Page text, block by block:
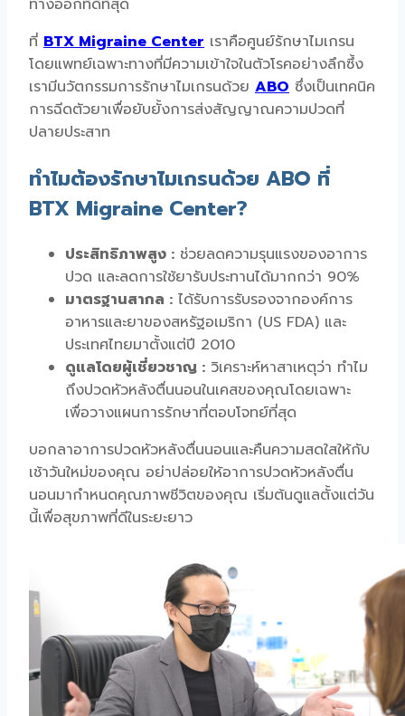
ทางออกที่ดีที่สุด
ที่ BTX Migraine Center เราคือศูนย์รักษาไมเกรน
โดยแพทย์เฉพาะทางที่มีความเข้าใจในตัวโรคอย่างลึกซึ้ง
เรามีนวัตกรรมการรักษาไมเกรนด้วย ABO ซึ่งเป็นเทคนิค
การฉีดตัวยาเพื่อยับยั้งการส่งสัญญาณความปวดที่
ปลายประสาท
ทำไมต้องรักษาไมเกรนด้วย ABO ที่
BTX Migraine Center?
ประสิทธิภาพสูง : ช่วยลดความรุนแรงของอาการ
ปวด และลดการใช้ยารับประทานได้มากกว่า 90%
มาตรฐานสากล : ได้รับการรับรองจากองค์การ
อาหารและยาของสหรัฐอเมริกา (US FDA) และ
ประเทศไทยมาตั้งแต่ปี 2010
ดูแลโดยผู้เชี่ยวชาญ : วิเคราะห์หาสาเหตุว่า ทําไม
ถึงปวดหัวหลังตื่นนอนในเคสของคุณโดยเฉพาะ
เพื่อวางแผนการรักษาที่ตอบโจทย์ที่สุด
บอกลาอาการปวดหัวหลังตื่นนอนและคืนความสดใสให้กับ
เช้าวันใหม่ของคุณ อย่าปล่อยให้อาการปวดหัวหลังตื่น
นอนมากำหนดคุณภาพชีวิตของคุณ เริ่มต้นดูแลตั้งแต่วัน
นี้เพื่อสุขภาพที่ดีในระยะยาว